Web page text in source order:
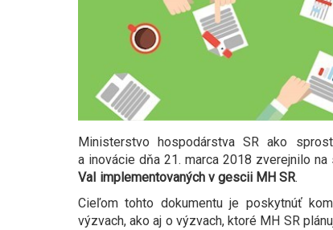
Ministerstvo hospodárstva SR ako
a inovácie dňa 21. marca 2018 zverejnilo
VaI implementovaných v gescii MH SR.
Cieľom tohto dokumentu je poskytnúť
výzvach, ako aj o výzvach, ktoré MH SR